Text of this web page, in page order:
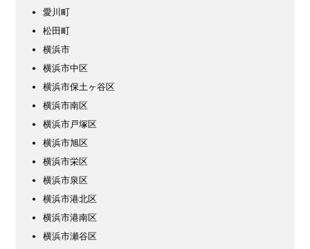
愛川町
松田町
横浜市
横浜市中区
横浜市保土ヶ谷区
横浜市南区
横浜市戸塚区
横浜市旭区
横浜市栄区
横浜市泉区
横浜市港北区
横浜市港南区
横浜市瀬谷区